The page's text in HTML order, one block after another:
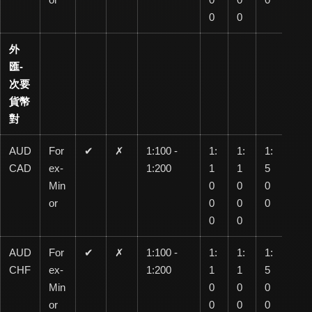
0
0
外
匯-
次要
貨幣
對
AUD
CAD
For
ex-
Min
or
✔ ✗
1:100 -
1:200
1:
1
0
0
0
1:
1
0
0
0
1:
5
0
0
AUD
CHF
For
ex-
Min
or
✔ ✗
1:100 -
1:200
1:
1
0
0
1:
1
0
0
1:
5
0
0